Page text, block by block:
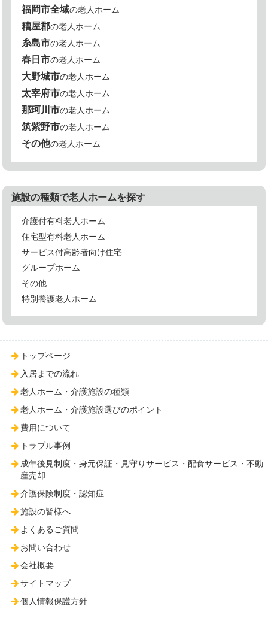
福岡市全域の老人ホーム
糟屋郡の老人ホーム
糸島市の老人ホーム
春日市の老人ホーム
大野城市の老人ホーム
太宰府市の老人ホーム
那珂川市の老人ホーム
筑紫野市の老人ホーム
その他の老人ホーム
施設の種類で老人ホームを探す
介護付有料老人ホーム
住宅型有料老人ホーム
サービス付高齢者向け住宅
グループホーム
その他
特別養護老人ホーム
トップページ
入居までの流れ
老人ホーム・介護施設の種類
老人ホーム・介護施設選びのポイント
費用について
トラブル事例
成年後見制度・身元保証・見守りサービス・配食サービス・不動
産売却
介護保険制度・認知症
施設の皆様へ
よくあるご質問
お問い合わせ
会社概要
サイトマップ
個人情報保護方針